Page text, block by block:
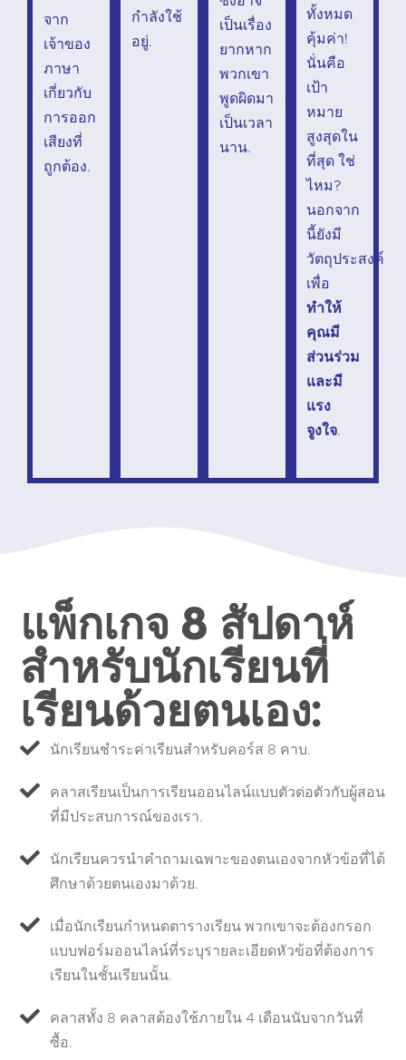
จาก
เจ้าของ
ภาษา
เกี่ยวกับ
การออก
เสียงที่
ถูกต้อง.
กำลังใช้
อยู่.
เป็นเรื่อง
ยากหาก
พวกเขา
พูดผิดมา
เป็นเวลา
นาน.
ทั้งหมด
คุ้มค่า!
นั่นคือ
เป้า
หมาย
สูงสุดใน
ที่สุด ใช่
ไหม?
นอกจาก
นี้ยังมี
วัตถุประสงค์
เพื่อ
ทำให้
คุณมี
ส่วนร่วม
และมี
แรง
จูงใจ.
แพ็กเกจ 8 สัปดาห์
สำหรับนักเรียนที่
เรียนด้วยตนเอง:
นักเรียนชำระค่าเรียนสำหรับคอร์ส 8 คาบ.
คลาสเรียนเป็นการเรียนออนไลน์แบบตัวต่อตัวกับผู้สอน
ที่มีประสบการณ์ของเรา.
นักเรียนควรนำคำถามเฉพาะของตนเองจากหัวข้อที่ได้
ศึกษาด้วยตนเองมาด้วย.
เมื่อนักเรียนกำหนดตารางเรียน พวกเขาจะต้องกรอก
แบบฟอร์มออนไลน์ที่ระบุรายละเอียดหัวข้อที่ต้องการ
เรียนในชั้นเรียนนั้น.
คลาสทั้ง 8 คลาสต้องใช้ภายใน 4 เดือนนับจากวันที่
ซื้อ.